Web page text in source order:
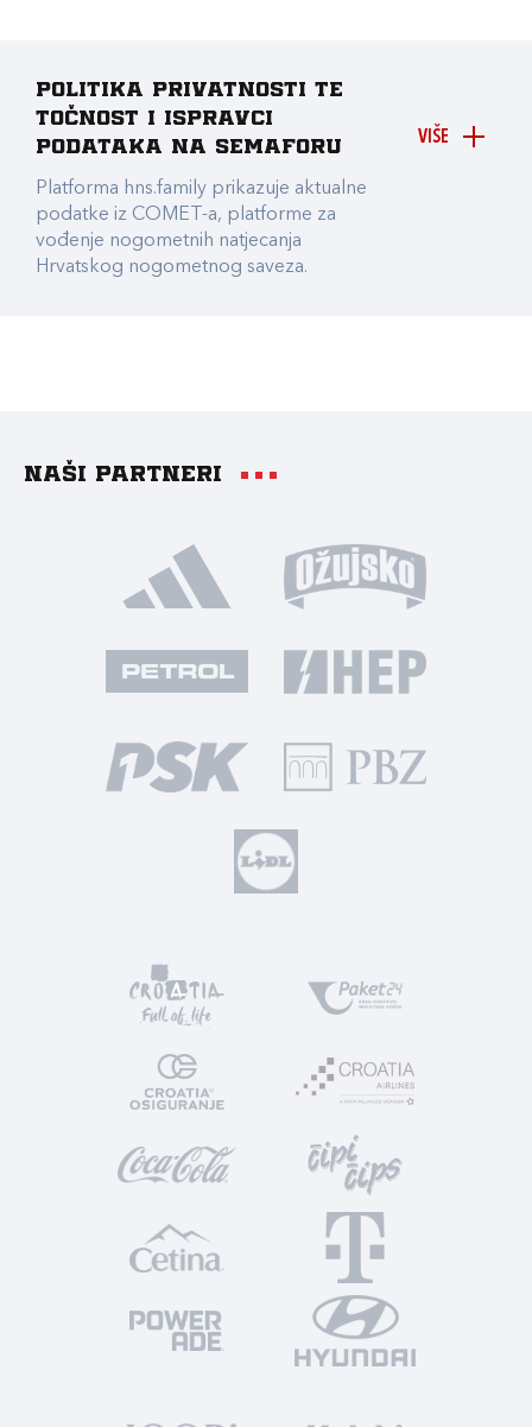
VIŠE
Politika privatnosti te
točnost i ispravci
podataka na Semaforu
Platforma hns.family prikazuje aktualne
podatke iz COMET-a, platforme za
vođenje nogometnih natjecanja
Hrvatskog nogometnog saveza.
Naši partneri